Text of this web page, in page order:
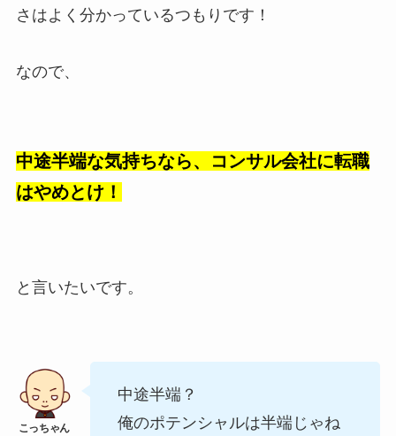
さはよく分かっているつもりです！
なので、
中途半端な気持ちなら、コンサル会社に転職
はやめとけ！
と言いたいです。
中途半端？
俺のポテンシャルは半端じゃね